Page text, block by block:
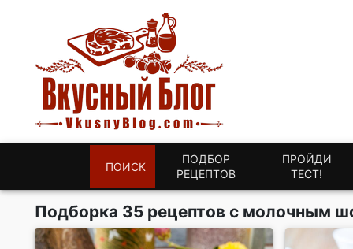
ПОИСК
ПОДБОР
РЕЦЕПТОВ
ПРОЙДИ
ТЕСТ!
Подборка 35 рецептов с молочным